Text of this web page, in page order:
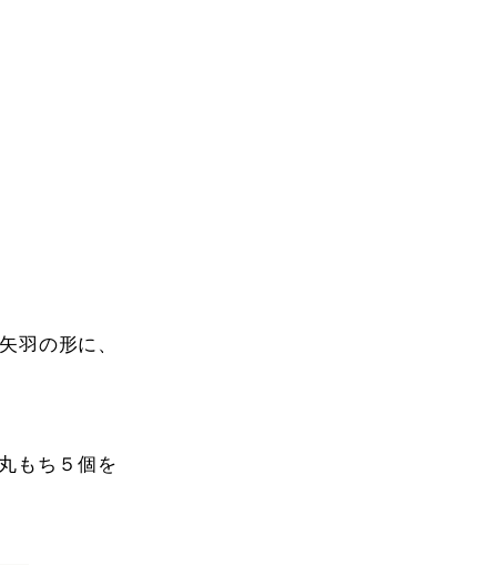
羽の形に、
もち５個を